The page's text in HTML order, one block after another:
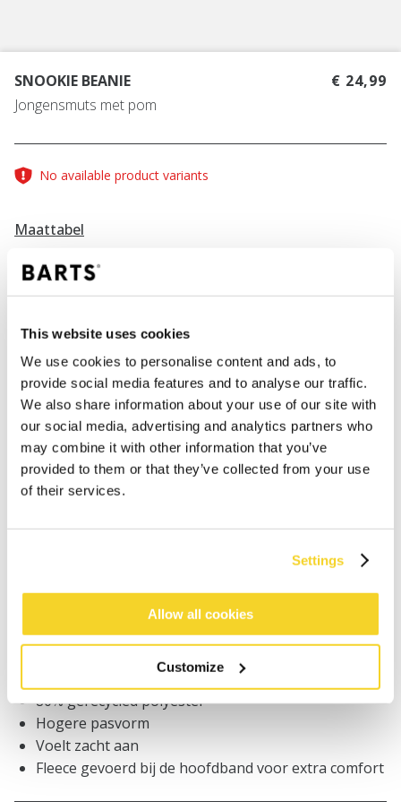
This website uses cookies
We use cookies to personalise content and ads, to
provide social media features and to analyse our traffic.
We also share information about your use of our site with
our social media, advertising and analytics partners who
may combine it with other information that you’ve
provided to them or that they’ve collected from your use
of their services.
Settings
Allow all cookies
Customize
SNOOKIE BEANIE
Jongensmuts met pom
€ 24,99
No available product variants
Maattabel
KLEUR charcoal
IN WINKELWAGEN
Bestellingen die op werkdagen vóór 12:00 uur
worden geplaatst, worden dezelfde dag verzonden
BESCHRIJVING
Grofgebreide muts voor kinderen
80% gerecycled polyester
Hogere pasvorm
Voelt zacht aan
Fleece gevoerd bij de hoofdband voor extra comfort